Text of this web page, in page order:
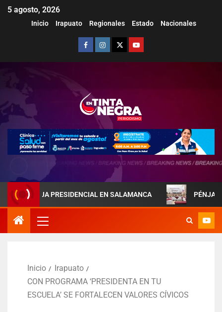
5 agosto, 2026
Inicio Irapuato Regionales Estado Nacionales
PRESIDENCIAL EN SALAMANCA PÉNJAMO
Inicio
Irapuato
CON PROGRAMA ‘PRESIDENTA EN TU
ESCUELA’ SE FORTALECEN VALORES CÍVICOS